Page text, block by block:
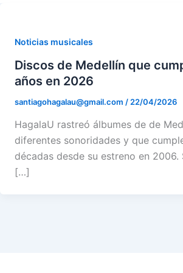
Noticias musicales
Discos de Medellín que
años en 2026
santiagohagalau@gmail.com / 22/04/2026
HagalaU rastreó álbumes de de
diferentes sonoridades y que
décadas desde su estreno en 2006.
[…]